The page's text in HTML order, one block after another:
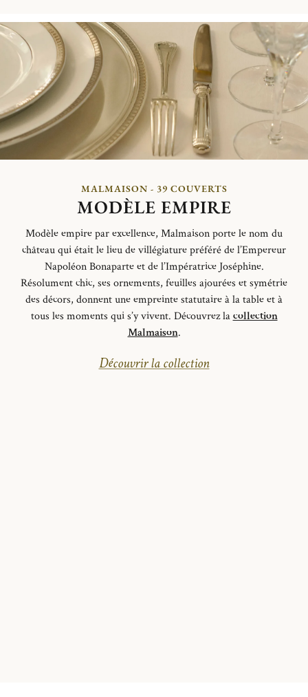
MALMAISON - 39 COUVERTS
MODÈLE EMPIRE
Modèle empire par excellence, Malmaison porte le nom du
château qui était le lieu de villégiature préféré de l’Empereur
Napoléon Bonaparte et de l’Impératrice Joséphine.
Résolumentchic, ses ornements, feuilles ajourées et symétrie
des décors, donnent une empreinte statutaire à la table et à
tous les moments qui s’y vivent. Découvrez lacollection
Malmaison.
Découvrir la collection